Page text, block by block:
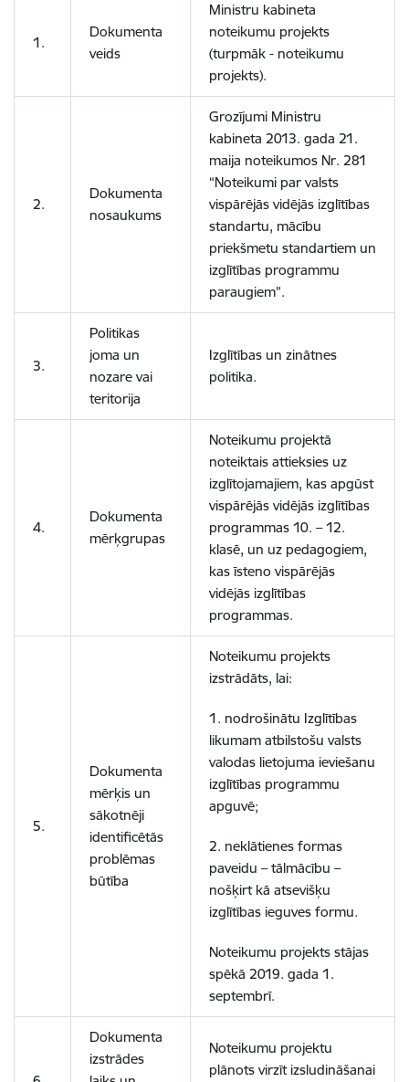
1.
Dokumenta
veids
Ministru kabineta
noteikumu projekts
(turpmāk - noteikumu
projekts).
2.
Dokumenta
nosaukums
Grozījumi Ministru
kabineta 2013. gada 21.
maija noteikumos Nr. 281
“Noteikumi par valsts
vispārējās vidējās izglītības
standartu, mācību
priekšmetu standartiem un
izglītības programmu
paraugiem”.
3.
Politikas
joma un
nozare vai
teritorija
Izglītības un zinātnes
politika.
4.
Dokumenta
mērķgrupas
Noteikumu projektā
noteiktais attieksies uz
izglītojamajiem, kas apgūst
vispārējās vidējās izglītības
programmas 10. – 12.
klasē, un uz pedagogiem,
kas īsteno vispārējās
vidējās izglītības
programmas.
5.
Dokumenta
mērķis un
sākotnēji
identificētās
problēmas
būtība
Noteikumu projekts
izstrādāts, lai:
1. nodrošinātu Izglītības
likumam atbilstošu valsts
valodas lietojuma ieviešanu
izglītības programmu
apguvē;
2. neklātienes formas
paveidu – tālmācību –
nošķirt kā atsevišķu
izglītības ieguves formu.
Noteikumu projekts stājas
spēkā 2019. gada 1.
septembrī.
Dokumenta
izstrādes
Noteikumu projektu
plānots virzīt izsludināšanai